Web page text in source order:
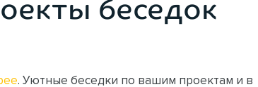
беседок
. Уютные беседки по вашим проектам и в